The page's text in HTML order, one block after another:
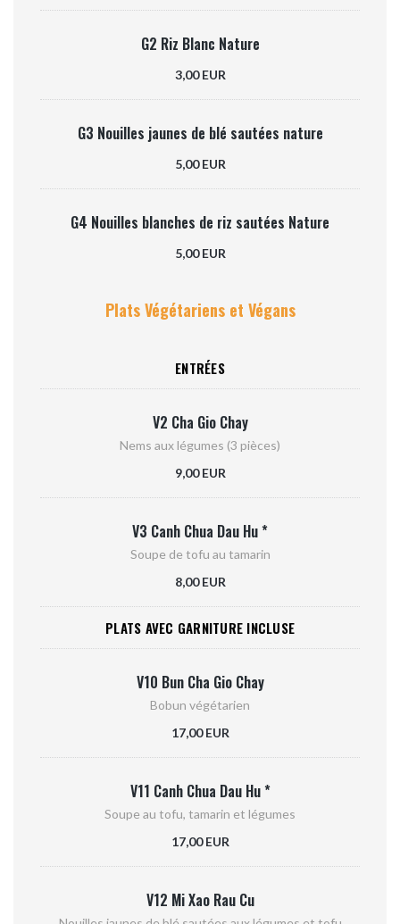
G2 Riz Blanc Nature
3,00 EUR
G3 Nouilles jaunes de blé sautées nature
5,00 EUR
G4 Nouilles blanches de riz sautées Nature
5,00 EUR
Plats Végétariens et Végans
ENTRÉES
V2 Cha Gio Chay
Nems aux légumes (3 pièces)
9,00 EUR
V3 Canh Chua Dau Hu *
Soupe de tofu au tamarin
8,00 EUR
PLATS AVEC GARNITURE INCLUSE
V10 Bun Cha Gio Chay
Bobun végétarien
17,00 EUR
V11 Canh Chua Dau Hu *
Soupe au tofu, tamarin et légumes
17,00 EUR
V12 Mi Xao Rau Cu